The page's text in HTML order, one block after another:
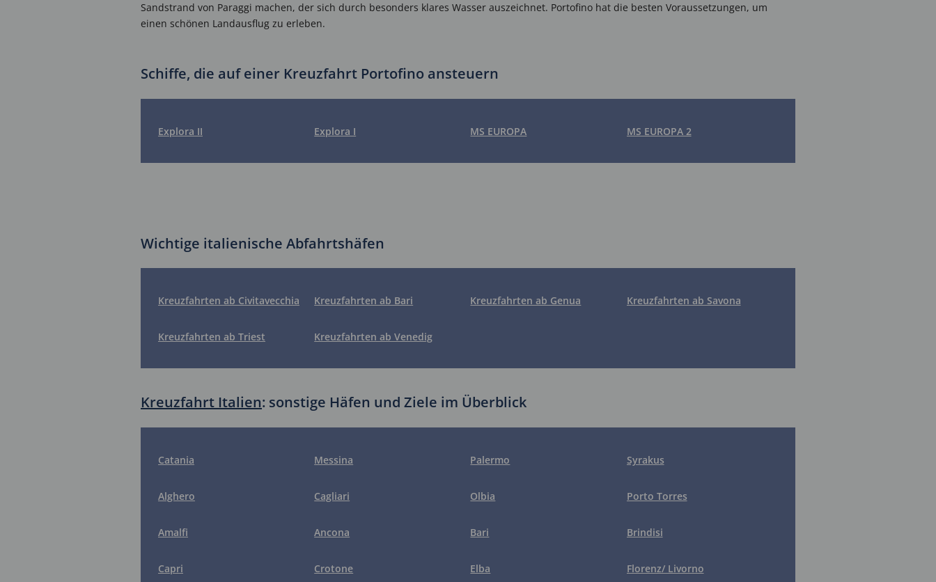
Sandstrand von Paraggi machen, der sich durch besonders klares Wasser auszeichnet. Portofino hat die besten Voraussetzungen, um
einen schönen Landausflug zu erleben.
Schiffe, die auf einer Kreuzfahrt Portofino ansteuern
Explora II Explora I MS EUROPA MS EUROPA 2
Wichtige italienische Abfahrtshäfen
Kreuzfahrten ab Civitavecchia Kreuzfahrten ab Bari Kreuzfahrten ab Genua Kreuzfahrten ab Savona
Kreuzfahrten ab Triest Kreuzfahrten ab Venedig
Kreuzfahrt Italien: sonstige Häfen und Ziele im Überblick
Catania Messina Palermo Syrakus
Alghero Cagliari Olbia Porto Torres
Amalfi Ancona Bari Brindisi
Capri Crotone Elba Florenz/ Livorno